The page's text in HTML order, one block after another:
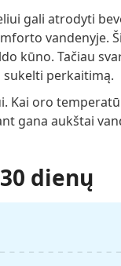
gali atrodyti
vandenyje.
kūno. Tačiau
perkaitimą.
Kai oro
gana aukštai
dienų